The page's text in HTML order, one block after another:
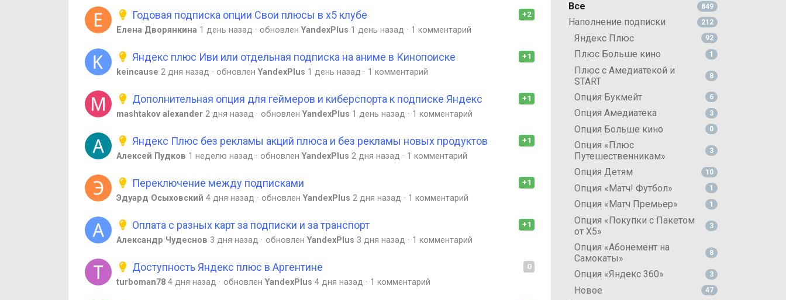
+2
Годовая подписка опции Свои плюсы в х5 клубе
Елена Дворянкина 1 день назад обновлен YandexPlus 1 день назад 1 комментарий
+1
Яндекс плюс Иви или отдельная подписка на аниме в Кинопоиске
keincause 2 дня назад обновлен YandexPlus 1 день назад 1 комментарий
+1
Дополнительная опция для геймеров и киберспорта к подписке Яндекс
mashtakov alexander 2 дня назад обновлен YandexPlus 1 день назад 1 комментарий
+1
Яндекс Плюс без рекламы акций плюса и без рекламы новых продуктов
Алексей Пудков 1 неделю назад обновлен YandexPlus 2 дня назад 1 комментарий
+1
Переключение между подписками
Эдуард Осыховский 4 дня назад обновлен YandexPlus 2 дня назад 1 комментарий
+1
Оплата с разных карт за подписки и за транспорт
Александр Чудеснов 3 дня назад обновлен YandexPlus 3 дня назад 1 комментарий
0
Доступность Яндекс плюс в Аргентине
turboman78 4 дня назад обновлен YandexPlus 4 дня назад 1 комментарий
Все 849
Наполнение подписки 212
Яндекс Плюс 92
Плюс Больше кино 1
Плюс с Амедиатекой и
START
8
Опция Букмейт 6
Опция Амедиатека 3
Опция Больше кино 0
Опция «Плюс
Путешественникам»
3
Опция Детям 10
Опция «Матч! Футбол» 1
Опция «Матч Премьер» 1
Опция «Покупки с Пакетом
от X5»
3
Опция «Абонемент на
Самокаты»
8
Опция «Яндекс 360» 3
Новое 47